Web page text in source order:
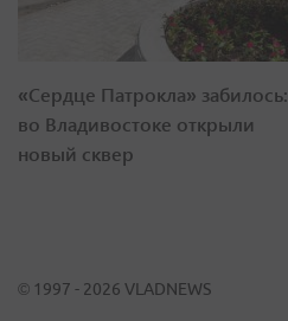
«Сердце Патрокла» забилось:
во Владивостоке открыли
новый сквер
© 1997 - 2026 VLADNEWS